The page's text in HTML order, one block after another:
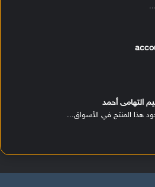
التهامى أحمد
هذا المنتج في الأسواق...